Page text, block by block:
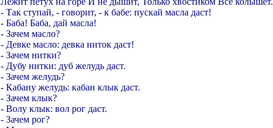
- Так ступай, - говорит, - к бабе: пускай масла даст!
- Баба! Баба, дай масла!
- Зачем масло?
- Девке масло: девка ниток даст!
- Зачем нитки?
- Дубу нитки: дуб желудь даст.
- Зачем желудь?
- Кабану желудь: кабан клык даст.
- Зачем клык?
- Волу клык: вол рог даст.
- Зачем рог?